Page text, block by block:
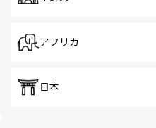
アフリカ
日本